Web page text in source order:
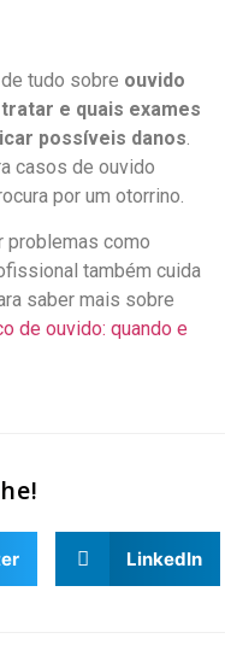
tudo sobre ouvido
e quais exames
possíveis danos.
casos de ouvido
por um otorrino.
problemas como
também cuida
saber mais sobre
de ouvido: quando e
LinkedIn